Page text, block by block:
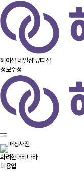
헤어샵 네일샵뷰티샵
정보수정
화려한머리나라
미용업